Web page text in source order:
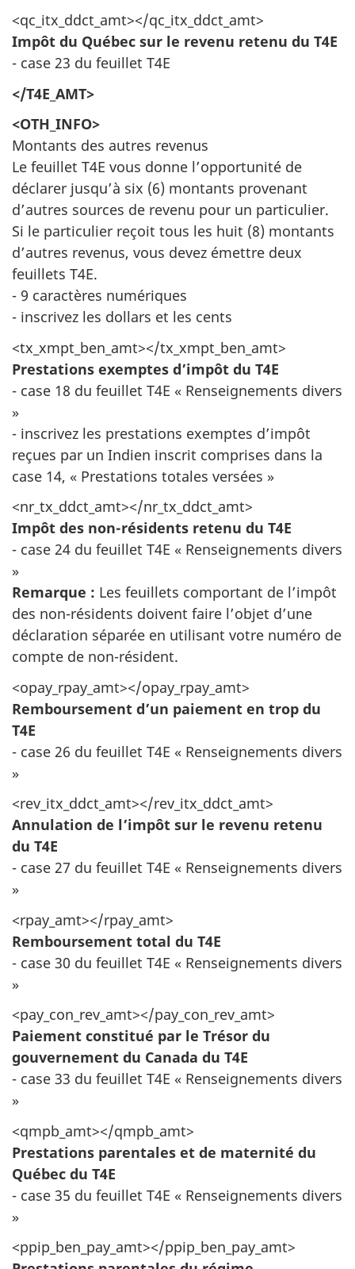
<qc_itx_ddct_amt></qc_itx_ddct_amt>
Impôt du Québec sur le revenu retenu du T4E
- case 23 du feuillet T4E
</T4E_AMT>
<OTH_INFO>
Montants des autres revenus
Le feuillet T4E vous donne l’opportunité de
déclarer jusqu’à six (6) montants provenant
d’autres sources de revenu pour un particulier.
Si le particulier reçoit tous les huit (8) montants
d’autres revenus, vous devez émettre deux
feuillets T4E.
- 9 caractères numériques
- inscrivez les dollars et les cents
<tx_xmpt_ben_amt></tx_xmpt_ben_amt>
Prestations exemptes d’impôt du T4E
- case 18 du feuillet T4E « Renseignements divers
»
- inscrivez les prestations exemptes d’impôt
reçues par un Indien inscrit comprises dans la
case 14, « Prestations totales versées »
<nr_tx_ddct_amt></nr_tx_ddct_amt>
Impôt des non-résidents retenu du T4E
- case 24 du feuillet T4E « Renseignements divers
»
Remarque : Les feuillets comportant de l’impôt
des non-résidents doivent faire l’objet d’une
déclaration séparée en utilisant votre numéro de
compte de non-résident.
<opay_rpay_amt></opay_rpay_amt>
Remboursement d’un paiement en trop du
T4E
- case 26 du feuillet T4E « Renseignements divers
»
<rev_itx_ddct_amt></rev_itx_ddct_amt>
Annulation de l’impôt sur le revenu retenu
du T4E
- case 27 du feuillet T4E « Renseignements divers
»
<rpay_amt></rpay_amt>
Remboursement total du T4E
- case 30 du feuillet T4E « Renseignements divers
»
<pay_con_rev_amt></pay_con_rev_amt>
Paiement constitué par le Trésor du
gouvernement du Canada du T4E
- case 33 du feuillet T4E « Renseignements divers
»
<qmpb_amt></qmpb_amt>
Prestations parentales et de maternité du
Québec du T4E
- case 35 du feuillet T4E « Renseignements divers
»
<ppip_ben_pay_amt></ppip_ben_pay_amt>